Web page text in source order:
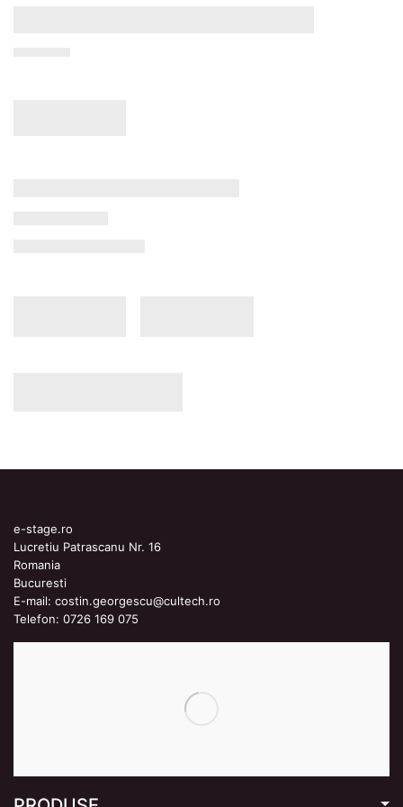
e-stage.ro
Lucretiu Patrascanu Nr. 16
Romania
Bucuresti
E-mail: costin.georgescu@cultech.ro
Telefon: 0726 169 075